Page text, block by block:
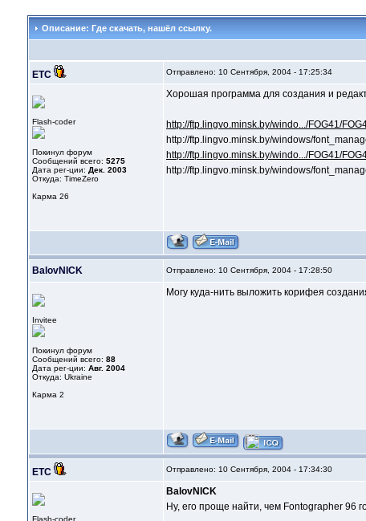
Описание: Где скачать, нашёл ссылку.
ETC Отправлено: 10 Сентября, 2004 - 17:25:34
Flash-coder
Покинул форум
Сообщений всего: 5275
Дата рег-ции: Дек. 2003
Откуда: TimeZero
Карма 26
Хорошая программа для создания и
http://ftp.lingvo.minsk.by/windo.../FOG41/
http://ftp.lingvo.minsk.by/windows/
http://ftp.lingvo.minsk.by/windo.../FOG41/
http://ftp.lingvo.minsk.by/windows/
BalovNICK Отправлено: 10 Сентября, 2004 - 17:28:50
Invitee
Покинул форум
Сообщений всего: 88
Дата рег-ции: Авг. 2004
Откуда: Ukraine
Карма 2
Могу куда-нить выложить корифея
ETC Отправлено: 10 Сентября, 2004 - 17:34:30
Flash-coder
BalovNICK
Ну, его проще найти, чем Fontographer 96